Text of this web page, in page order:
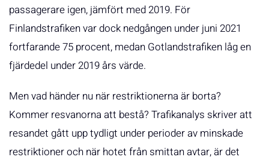
passagerare igen, jämfört med 2019. För
Finlandstrafiken var dock nedgången under juni 2021
fortfarande 75 procent, medan Gotlandstrafiken låg en
fjärdedel under 2019 års värde.
Men vad händer nu när restriktionerna är borta?
Kommer resvanorna att bestå? Trafikanalys skriver att
resandet gått upp tydligt under perioder av minskade
restriktioner och när hotet från smittan avtar, är det